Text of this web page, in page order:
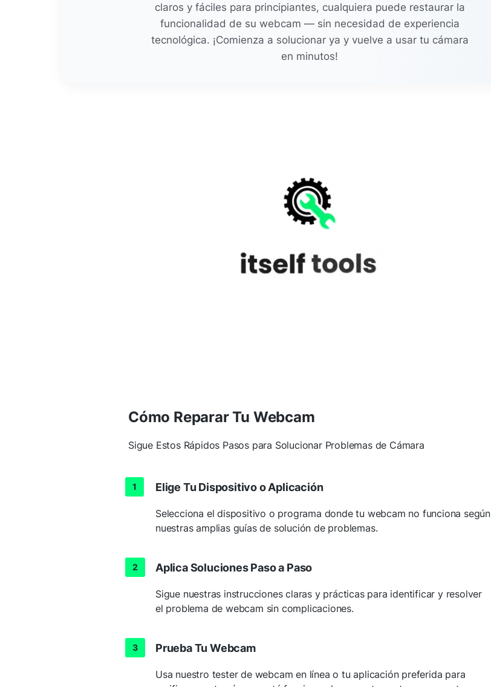
claros y fáciles para principiantes, cualquiera puede restaurar la
funcionalidad de su webcam — sin necesidad de experiencia
tecnológica. ¡Comienza a solucionar ya y vuelve a usar tu cámara
en minutos!
Cómo Reparar Tu Webcam
Sigue Estos Rápidos Pasos para Solucionar Problemas de Cámara
Elige Tu Dispositivo o Aplicación
Selecciona el dispositivo o programa donde tu webcam no funciona según
nuestras amplias guías de solución de problemas.
Aplica Soluciones Paso a Paso
Sigue nuestras instrucciones claras y prácticas para identificar y resolver
el problema de webcam sin complicaciones.
Prueba Tu Webcam
Usa nuestro tester de webcam en línea o tu aplicación preferida para